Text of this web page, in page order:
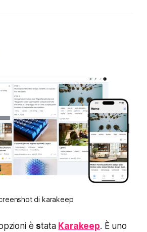
di karakeep
è stata Karakeep. È uno